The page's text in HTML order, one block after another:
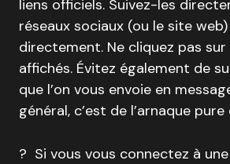
liens officiels. Suivez-les
réseaux sociaux (ou le site
directement. Ne cliquez pas sur
affichés. Évitez également de
que l’on vous envoie en
général, c’est de l’arnaque
? Si vous vous connectez à une